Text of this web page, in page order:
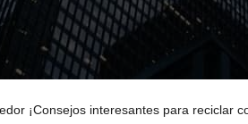
¡Consejos interesantes para reciclar